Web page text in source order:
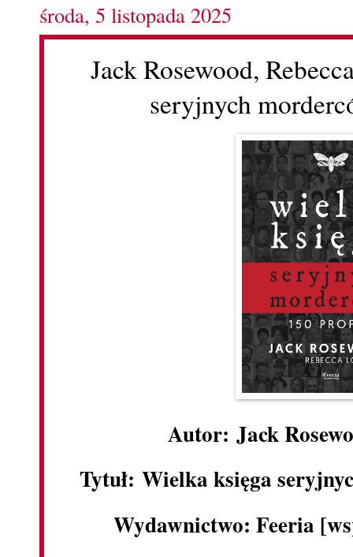
środa, 5 listopada 2025
Jack Rosewood,
seryjnych
Autor: Jack
Tytuł: Wielka księga
Wydawnictwo: Feeria